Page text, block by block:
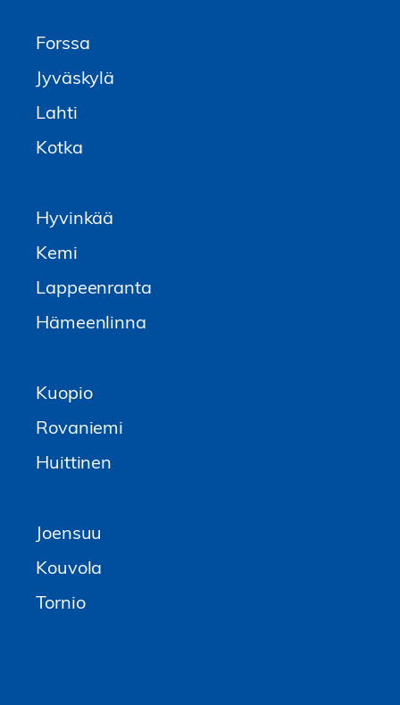
Forssa
Jyväskylä
Lahti
Kotka
Hyvinkää
Kemi
Lappeenranta
Hämeenlinna
Kuopio
Rovaniemi
Huittinen
Joensuu
Kouvola
Tornio